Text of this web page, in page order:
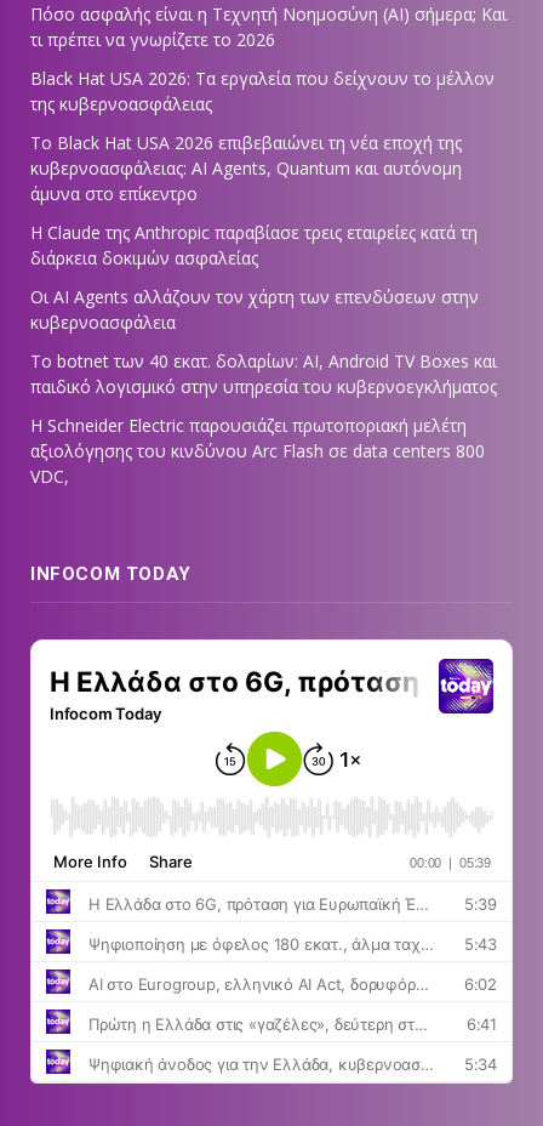
Πόσο ασφαλής είναι η Τεχνητή Νοημοσύνη (AI) σήμερα; Και
τι πρέπει να γνωρίζετε το 2026
Black Hat USA 2026: Τα εργαλεία που δείχνουν το μέλλον
της κυβερνοασφάλειας
Το Black Hat USA 2026 επιβεβαιώνει τη νέα εποχή της
κυβερνοασφάλειας: AI Agents, Quantum και αυτόνομη
άμυνα στο επίκεντρο
Η Claude της Anthropic παραβίασε τρεις εταιρείες κατά τη
διάρκεια δοκιμών ασφαλείας
Οι AI Agents αλλάζουν τον χάρτη των επενδύσεων στην
κυβερνοασφάλεια
Το botnet των 40 εκατ. δολαρίων: AI, Android TV Boxes και
παιδικό λογισμικό στην υπηρεσία του κυβερνοεγκλήματος
Η Schneider Electric παρουσιάζει πρωτοποριακή μελέτη
αξιολόγησης του κινδύνου Arc Flash σε data centers 800
VDC,
INFOCOM TODAY